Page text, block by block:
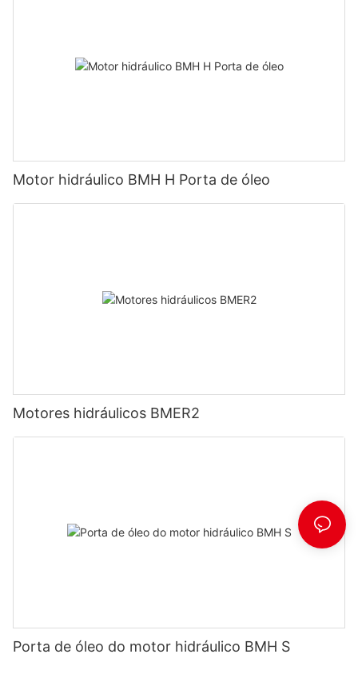
Motor hidráulico BMH H Porta de óleo
Motores hidráulicos BMER2
Porta de óleo do motor hidráulico BMH S